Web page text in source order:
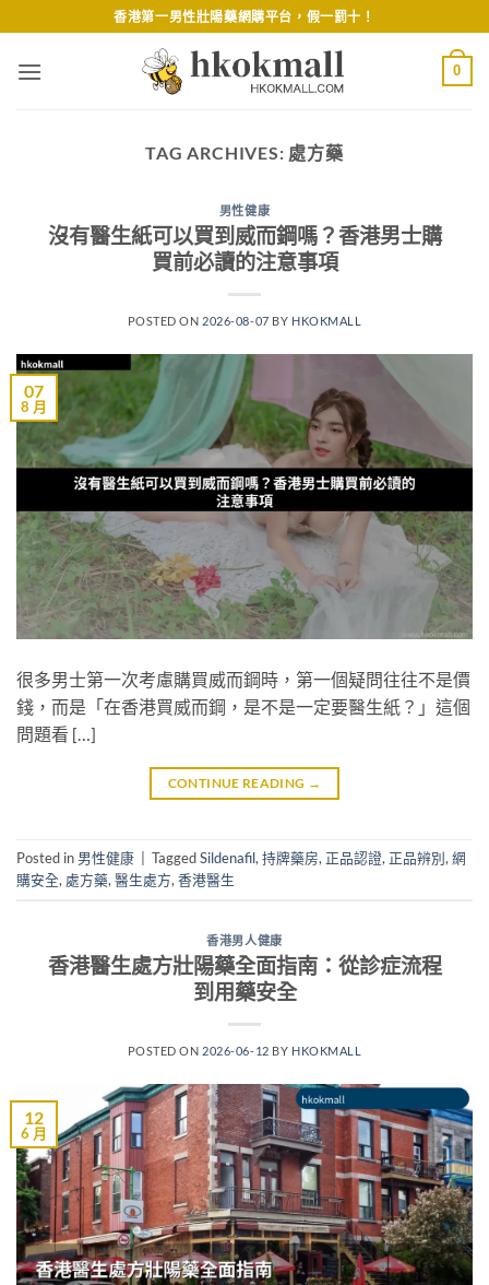
to
content
香港第一男性壯陽藥網購平台，假一罰十！
0
TAG ARCHIVES: 處方藥
男性健康
沒有醫生紙可以買到威而鋼嗎？香港男士購
買前必讀的注意事項
POSTED ON 2026-08-07 BY HKOKMALL
07
8 月
很多男士第一次考慮購買威而鋼時，第一個疑問往往不是價
錢，而是「在香港買威而鋼，是不是一定要醫生紙？」這個
問題看 […]
CONTINUE READING →
Posted in 男性健康 TaggedSildenafil,持牌藥房, 正品認證, 正品辨別,網
購安全, 處方藥,醫生處方,香港醫生
香港男人健康
香港醫生處方壯陽藥全面指南：從診症流程
到用藥安全
POSTED ON 2026-06-12 BY HKOKMALL
12
6 月